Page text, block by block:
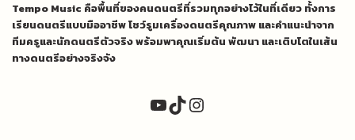
Tempo Music คือพื้นที่ของคนดนตรีที่รวมทุกอย่างไว้ในที่เดียว ทั้งการ
เรียนดนตรีแบบมืออาชีพ โชว์รูมเครื่องดนตรีคุณภาพ และคำแนะนำจาก
ทีมครูและนักดนตรีตัวจริง พร้อมพาคุณเริ่มต้น พัฒนา และเติบโตในเส้น
ทางดนตรีอย่างจริงจัง
YouTube
TikTok
Instagram